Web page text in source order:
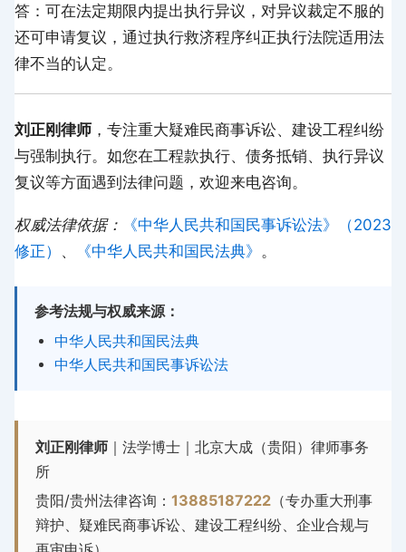
答：可在法定期限内提出执行异议，对异议裁定不服的
还可申请复议，通过执行救济程序纠正执行法院适用法
律不当的认定。
刘正刚律师 ，专注重大疑难民商事诉讼、建设工程纠纷
与强制执行。如您在工程款执行、债务抵销、执行异议
复议等方面遇到法律问题，欢迎来电咨询。
权威法律依据：
《中华人民共和国民事诉讼法》（2023
修正） 、 《中华人民共和国民法典》 。
参考法规与权威来源：
中华人民共和国民法典
中华人民共和国民事诉讼法
刘正刚律师 ｜法学博士｜北京大成（贵阳）律师事务
所
贵阳/贵州法律咨询：13885187222 （专办重大刑事
辩护、疑难民商事诉讼、建设工程纠纷、企业合规与